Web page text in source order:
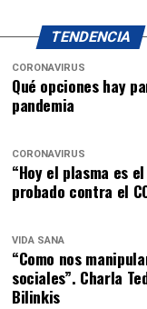
TENDENCIA
CORONAVIRUS
Qué opciones hay
pandemia
CORONAVIRUS
“Hoy el plasma es
probado contra el
VIDA SANA
“Como nos
sociales”. Charla
Bilinkis